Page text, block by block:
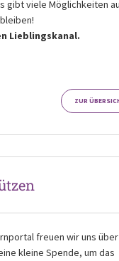
gibt viele Möglichkeiten
Lieblingskanal.
ZUR
freuen wir uns über
kleine Spende, um das